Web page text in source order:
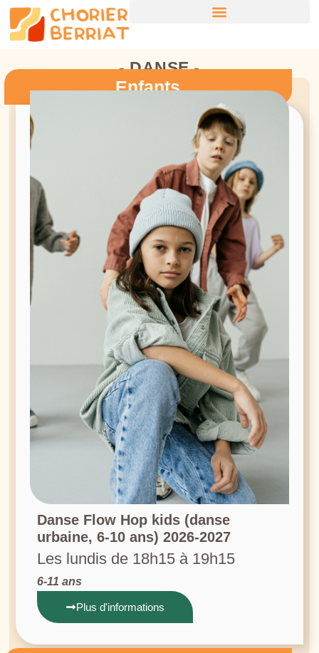
- DANSE -
Enfants
Danse Flow Hop kids (danse
urbaine, 6-10 ans) 2026-2027
Les lundis de 18h15 à 19h15
6-11 ans
Plus d'informations